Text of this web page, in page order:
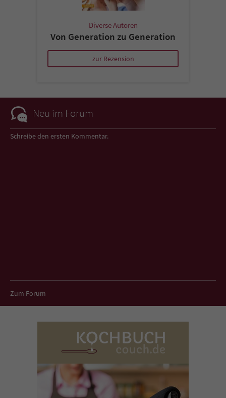
Diverse Autoren
Von Generation zu Generation
zur Rezension
Neu im Forum
Schreibe den ersten Kommentar.
Zum Forum